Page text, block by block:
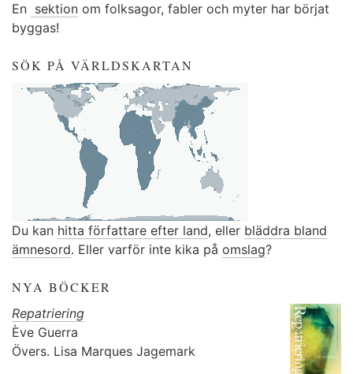
En sektion om folksagor, fabler och myter har börjat
byggas!
SÖK PÅ VÄRLDSKARTAN
Du kan hitta författare efter land, eller bläddra bland
ämnesord. Eller varför inte kika på omslag?
NYA BÖCKER
Repatriering
Ève Guerra
Övers. Lisa Marques Jagemark